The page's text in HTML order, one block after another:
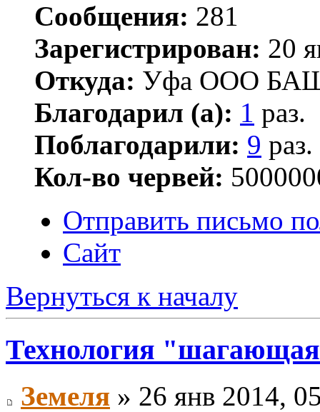
Сообщения: 281
Зарегистрирован: 20
Откуда: Уфа ООО
Благодарил (а): 1 раз.
Поблагодарили: 9 раз.
Кол-во червей:
Отправить письмо
Сайт
Вернуться к началу
Технология
Земеля » 26 янв 2014,